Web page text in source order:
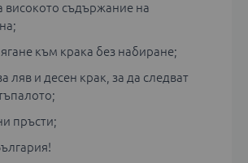
високото съдържание на
към крака без набиране;
ляв и десен крак, за да следват
пръсти;